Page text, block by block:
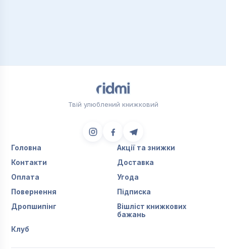
Твій улюблений книжковий
Головна
Акції та знижки
Контакти
Доставка
Оплата
Угода
Повернення
Підписка
Дропшипінг
Вішліст книжкових
бажань
Клуб